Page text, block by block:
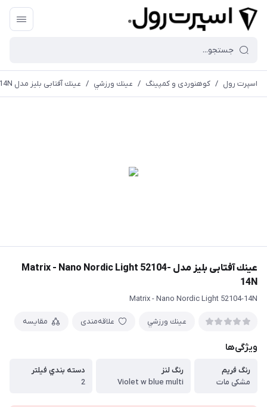
اسپرت رول / کوهنوردی و کمپینگ / عينك ورزشي / عينك آفتابی بليز مدل Matrix - Nano Nordic Light 52104-14N
عينك آفتابی بليز مدل Matrix - Nano Nordic Light 52104-
14N
Matrix - Nano Nordic Light 52104-14N
عينك ورزشي علاقه‌مندی مقایسه
ویژگی‌ها
رنگ فريم
مشکی مات
رنگ لنز
Violet w blue multi
دسته بندي فيلتر
2